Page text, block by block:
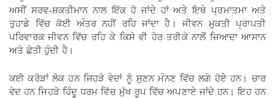
ਅਸੀਂ ਸਰਵ-ਸ਼ਕਤੀਮਾਨ ਨਾਲ ਇੱਕ ਹੋ ਜਾਂਦੇ ਹਾਂ ਅਤੇ ਇਥੇ ਪ੍ਰਮਾਤਮਾ ਅਤੇ
ਤੁਹਾਡੇ ਵਿੱਚ ਕੋਈ ਅੰਤਰ ਨਹੀਂ ਰਹਿ ਜਾਂਦਾ ਹੈ। ਜੀਵਨ ਮੁਕਤੀ ਪ੍ਰਾਪਤੀ
ਪਰਿਵਾਰਕ ਜੀਵਨ ਵਿੱਚ ਰਹਿ ਕੇ ਕਿਸੇ ਵੀ ਹੋਰ ਤਰੀਕੇ ਨਾਲੋਂ ਜ਼ਿਆਦਾ ਆਸਾਨ
ਅਤੇ ਛੇਤੀ ਹੁੰਦੀ ਹੈ।
ਕਈ ਕਰੋੜਾਂ ਲੋਕ ਹਨ ਜਿਹੜੇ ਵੇਦਾਂ ਨੂੰ ਸੁਣਨ ਮੰਨਣ ਵਿੱਚ ਲਗੇ ਹੋਏ ਹਨ। ਚਾਰ
ਵੇਦ ਹਨ ਜਿਹੜੇ ਹਿੰਦੂ ਧਰਮ ਵਿੱਚ ਮੁੱਖ ਰੂਪ ਵਿੱਚ ਅਪਣਾਏ ਜਾਂਦੇ ਹਨ। ਇਹ ਹਨ